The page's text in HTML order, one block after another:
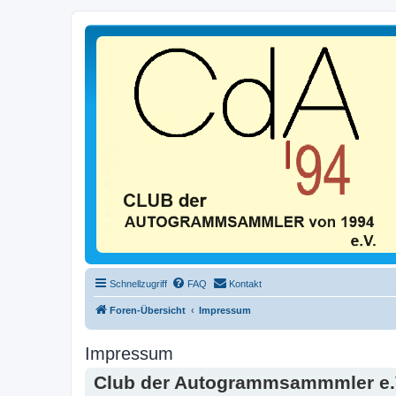
Schnellzugriff FAQ Kontakt
Foren-Übersicht Impressum
Impressum
Club der Autogrammsammmler